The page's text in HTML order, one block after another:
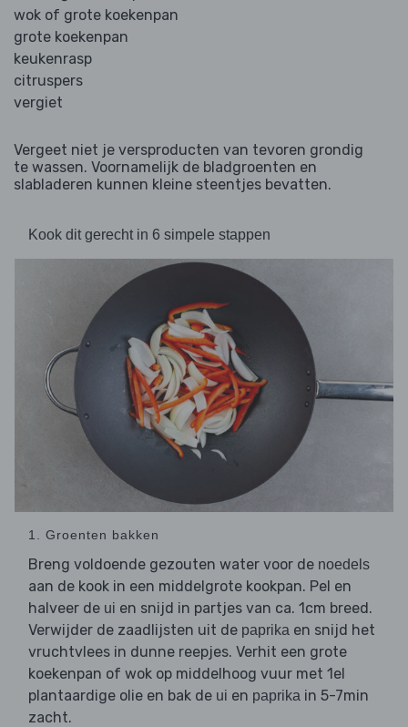
wok of grote koekenpan
grote koekenpan
keukenrasp
citruspers
vergiet
Vergeet niet je versproducten van tevoren grondig
te wassen. Voornamelijk de bladgroenten en
slabladeren kunnen kleine steentjes bevatten.
Kook dit gerecht in 6 simpele stappen
1. Groenten bakken
Breng voldoende gezouten water voor de noedels
aan de kook in een middelgrote kookpan. Pel en
halveer de ui en snijd in partjes van ca. 1cm breed.
Verwijder de zaadlijsten uit de paprika en snijd het
vruchtvlees in dunne reepjes. Verhit een grote
koekenpan of wok op middelhoog vuur met 1el
plantaardige olie en bak de ui en paprika in 5-7min
zacht.